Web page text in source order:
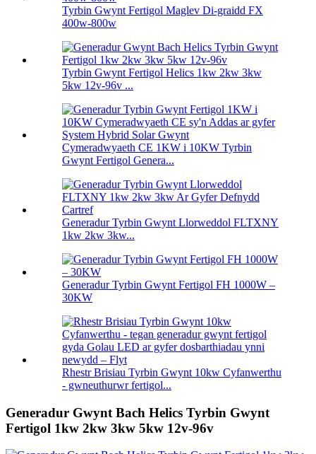
Tyrbin Gwynt Fertigol Maglev Di-graidd FX
400w-800w
Tyrbin Gwynt Fertigol Helics 1kw 2kw 3kw
5kw 12v-96v ...
Cymeradwyaeth CE 1KW i 10KW Tyrbin
Gwynt Fertigol Genera...
Generadur Tyrbin Gwynt Llorweddol FLTXNY
1kw 2kw 3kw...
Generadur Tyrbin Gwynt Fertigol FH 1000W –
30KW
Rhestr Brisiau Tyrbin Gwynt 10kw Cyfanwerthu
- gwneuthurwr fertigol...
Generadur Gwynt Bach Helics Tyrbin Gwynt
Fertigol 1kw 2kw 3kw 5kw 12v-96v